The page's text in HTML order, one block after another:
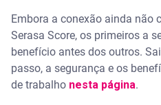
Embora a conexão ainda não
Serasa Score, os primeiros a
benefício antes dos outros.
passo, a segurança e os
de trabalho nesta página.